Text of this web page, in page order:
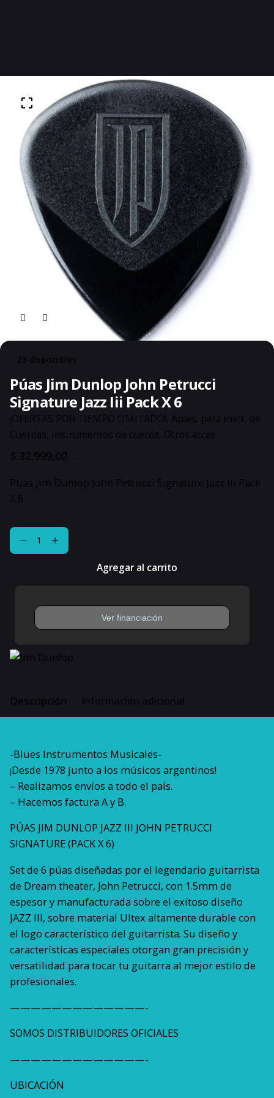
23 disponibles
Púas Jim Dunlop John Petrucci
Signature Jazz Iii Pack X 6
¡OFERTAS POR TIEMPO LIMITADO! Acces. para Instr. de
Cuerdas Instrumentos de cuerda Otros acces.
$ 32.999,00 .-
Púas Jim Dunlop John Petrucci Signature Jazz Iii Pack
X 6
Púas
Jim
Signature
X
Agregar al carrito
Descripción
-Blues Instrumentos Musicales-
¡Desde 1978 junto a los músicos argentinos!
– Realizamos envíos a todo el país.
– Hacemos factura A y B.
PÚAS JIM DUNLOP JAZZ III JOHN PETRUCCI
SIGNATURE (PACK X 6)
Set de 6 púas diseñadas por el legendario guitarrista
de Dream theater, John Petrucci, con 1.5mm de
espesor y manufacturada sobre el exitoso diseño
JAZZ III, sobre material Ultex altamente durable con
el logo característico del guitarrista. Su diseño y
características especiales otorgan gran precisión y
versatilidad para tocar tu guitarra al mejor estilo de
profesionales.
—————————————-
SOMOS DISTRIBUIDORES OFICIALES
—————————————-
UBICACIÓN